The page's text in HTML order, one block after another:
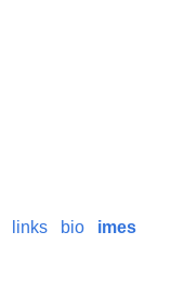
links bio
imes